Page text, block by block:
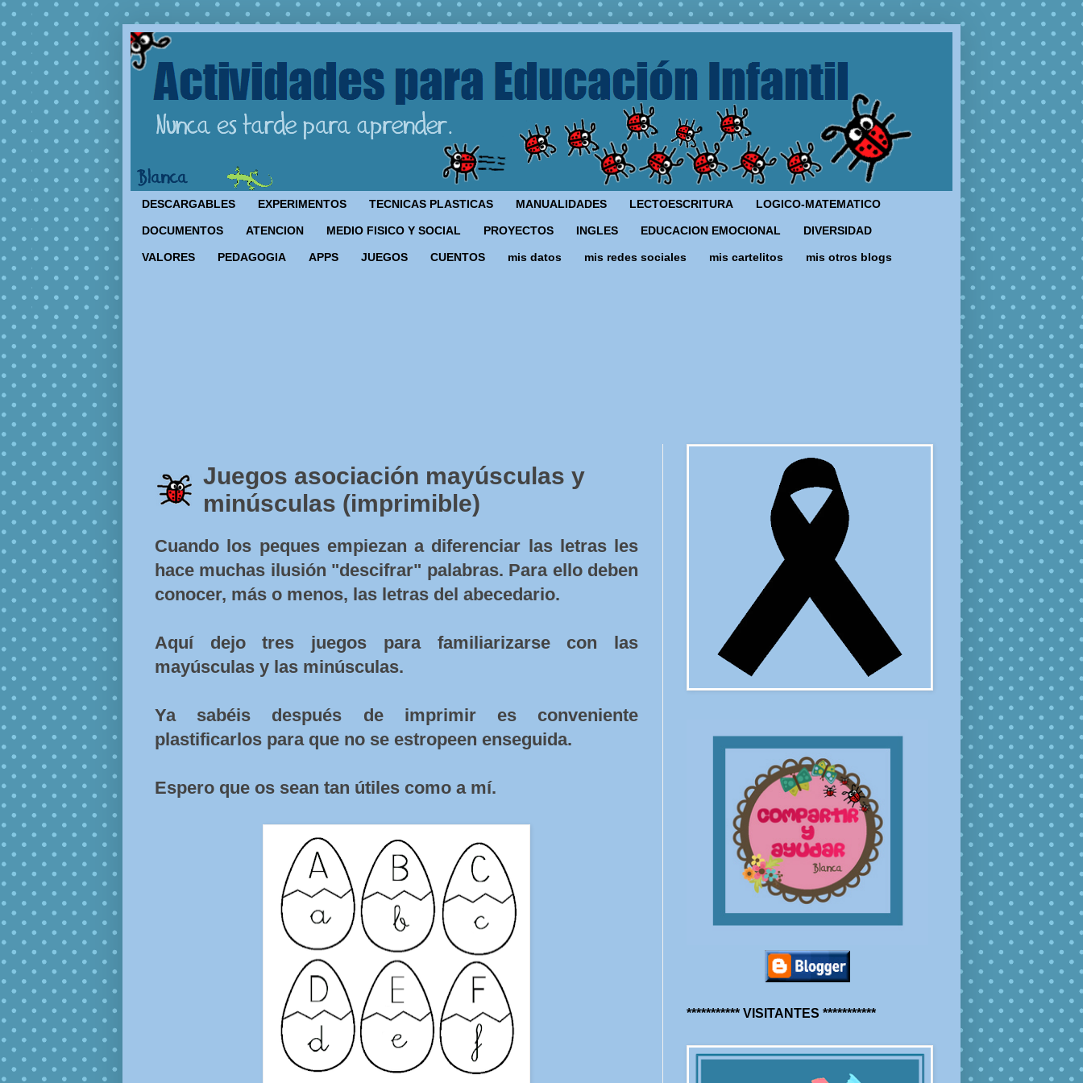
DESCARGABLES EXPERIMENTOS TECNICAS PLASTICAS MANUALIDADES LECTOESCRITURA LOGICO-MATEMATICO
DOCUMENTOS ATENCION MEDIO FISICO Y SOCIAL PROYECTOS INGLES EDUCACION EMOCIONAL DIVERSIDAD
VALORES PEDAGOGIA APPS JUEGOS CUENTOS mis datos mis redes sociales mis cartelitos mis otros blogs
Juegos asociación mayúsculas y
minúsculas (imprimible)
Cuando los peques empiezan a diferenciar las letras les
hace muchas ilusión "descifrar" palabras. Para ello deben
conocer, más o menos, las letras del abecedario.
Aquí dejo tres juegos para familiarizarse con las
mayúsculas y las minúsculas.
Ya sabéis después de imprimir es conveniente
plastificarlos para que no se estropeen enseguida.
Espero que os sean tan útiles como a mí.
*********** VISITANTES ***********